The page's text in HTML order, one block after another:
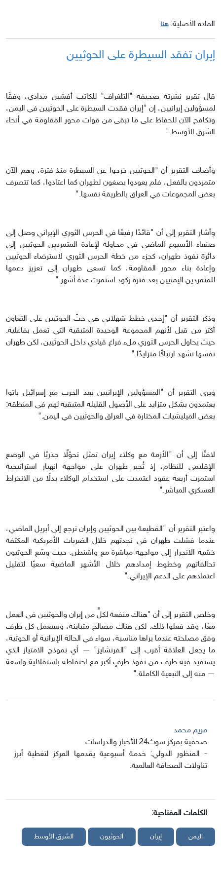
المادة الأصلية: هنا
إيران تفقد السيطرة على الحوثيين
قال تقرير نشرته صحيفة "التلغراف" للكاتب أفشين مدادي، وفقًا
لمسؤولين إيرانيين، إن "إيران فقدت السيطرة على الحوثيين في اليمن،
وتكافح الآن للحفاظ على ما تبقى من قوات محور المقاومة في أنحاء
الشرق الأوسط."
وأضاف التقرير أن "الحوثيين خرجوا عن السيطرة منذ فترة، وهم الآن
متمردون بالفعل، فلم يعودوا يصغون لطهران كما اعتادوا، كما تتصرف
بعض المجموعات في العراق بالطريقة نفسها."
وأشار التقرير إلى أن "قائدًا رفيعًا في الحرس الثوري الإيراني وصل إلى
صنعاء الأسبوع الماضي في محاولة لإعادة المتمردين الحوثيين إلى
دائرة نفوذ طهران، كجزء من خطة الحرس الثوري لاسترضاء الحوثيين
وإعادة بناء محور المقاومة، كما تسعى طهران إلى تعزيز دعمها
للمتمردين اليمنيين بعد فترة ركود استمرت عدة أشهر."
وذكر التقرير أن "إحدى خطط شهلايي هي حثّ الحوثيين على التعاون
أكثر من قبل لأنهم المجموعة الوحيدة المتبقية التي تعمل بفاعلية.
حيث يحاول الحرس الثوري ملء فراغ قيادي داخل الحوثيين، لكن طهران
نفسها تشهد ارتباكًا متزايدًا."
ويرى التقرير أن "المسؤولين الإيرانيين بعد الحرب مع إسرائيل باتوا
يعتمدون بشكل متزايد على الأصول القليلة المتبقية لهم في المنطقة:
بعض الميليشيات المختارة في العراق والحوثيين في اليمن."
لافتًا إلى أن "الأزمة مع وكلاء إيران تمثل تحوّلًا جذريًا في الوضع
الإقليمي للنظام، إذ تُجبر طهران على مواجهة انهيار استراتيجية
استمرت أربعة عقود اعتمدت على استخدام الوكلاء بدلًا من الانخراط
العسكري المباشر."
واعتبر التقرير أن "القطيعة بين الحوثيين وإيران ترجع إلى أبريل الماضي،
عندما فشلت طهران في نجدتهم خلال الضربات الأمريكية المكثفة
خشية الانجرار إلى مواجهة مباشرة مع واشنطن. حيث وسّع الحوثيون
تحالفاتهم وخطوط إمدادهم خلال الأشهر الماضية سعيًا لتقليل
اعتمادهم على الدعم الإيراني."
وخلص التقرير إلى أن "هناك منفعة لكلٍّ من إيران والحوثيين في العمل
معًا، وقد فعلوا ذلك. لكن هناك مصالح متباينة، وسيعمل كل طرف
وفق مصلحته عندما يراها مناسبة، سواء في الحالة الإيرانية أو الحوثية،
ما يجعل العلاقة أقرب إلى "الفرنشايز" — أي نموذج الامتياز الذي
يستفيد فيه طرف من نفوذ طرفٍ أكبر مع احتفاظه باستقلالية واسعة
— منه إلى التبعية الكاملة."
مريم محمد
صحفية بمركز سوث24 للأخبار والدراسات
- المنظور الدولي: خدمة أسبوعية يقدمها المركز لتغطية أبرز
تناولات الصحافة العالمية.
الكلمات المفتاحية:
اليمن إيران الحوثيون الشرق الأوسط